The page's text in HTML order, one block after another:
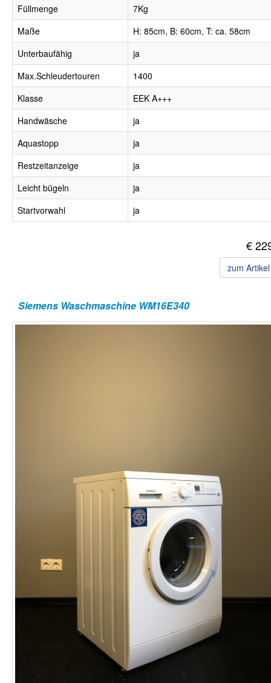
Füllmenge
7Kg
Maße
H: 85cm, B: 60cm, T: ca. 58cm
Unterbaufähig
ja
Max.Schleudertouren
1400
Klasse
EEK A+++
Handwäsche
ja
Aquastopp
ja
Restzeitanzeige
ja
Leicht bügeln
ja
Startvorwahl
ja
€
zum
Siemens Waschmaschine WM16E340